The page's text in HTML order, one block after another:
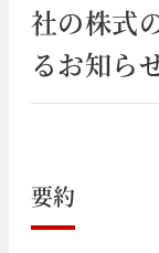
社の株式
るお知ら
要約